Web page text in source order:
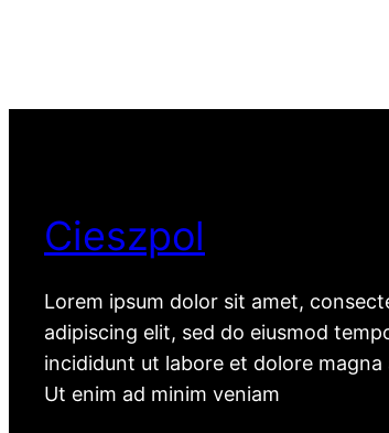
Cieszpol
Lorem ipsum dolor sit amet,
adipiscing elit, sed do eiusmod
incididunt ut labore et dolore magna
Ut enim ad minim veniam